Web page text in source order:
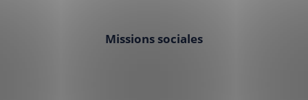
Missions sociales